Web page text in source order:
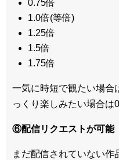
0.75倍
1.0倍(等倍)
1.25倍
1.5倍
1.75倍
一気に時短で観たい場合
っくり楽しみたい場合は
⑥配信リクエストが可能
まだ配信されていない作